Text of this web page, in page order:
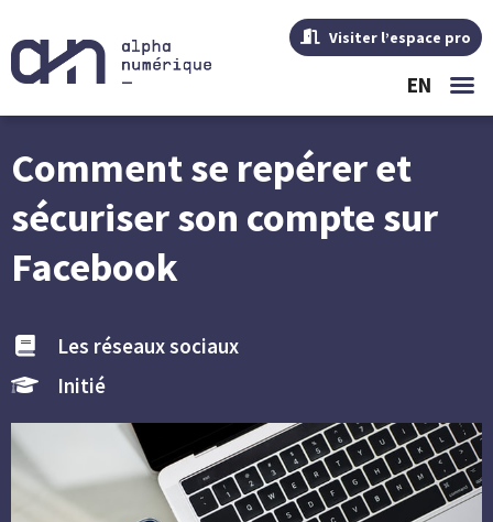
Visiter l’espace pro
EN
Comment se repérer et
sécuriser son compte sur
Facebook
Les réseaux sociaux
Initié